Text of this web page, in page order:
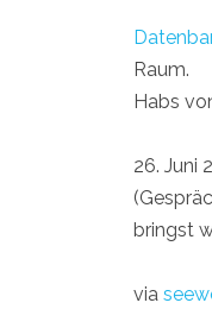
Raum.
Habs
26. Juni
bringst
via